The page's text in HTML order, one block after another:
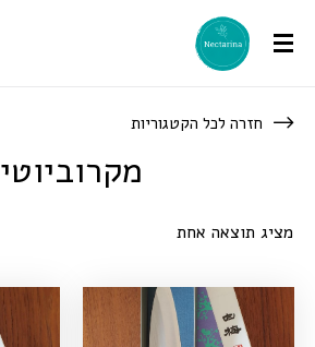
חזרה לכל הקטגוריות
מקרוביוטי
מציג תוצאה אחת